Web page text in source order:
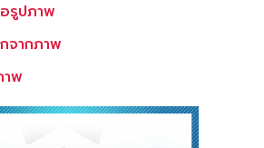
รูปภาพ
จากภาพ
าพ